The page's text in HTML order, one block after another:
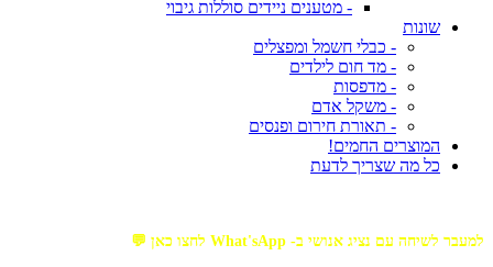
- מטענים ניידים סוללות גיבוי
שונות
- כבלי חשמל ומפצלים
- מד חום לילדים
- מדפסות
- משקל אדם
- תאורת חירום ופנסים
המוצרים החמים!
כל מה שצריך לדעת
למעבר לשיחה עם נציג אנושי ב- What'sApp לחצו כאן 💬